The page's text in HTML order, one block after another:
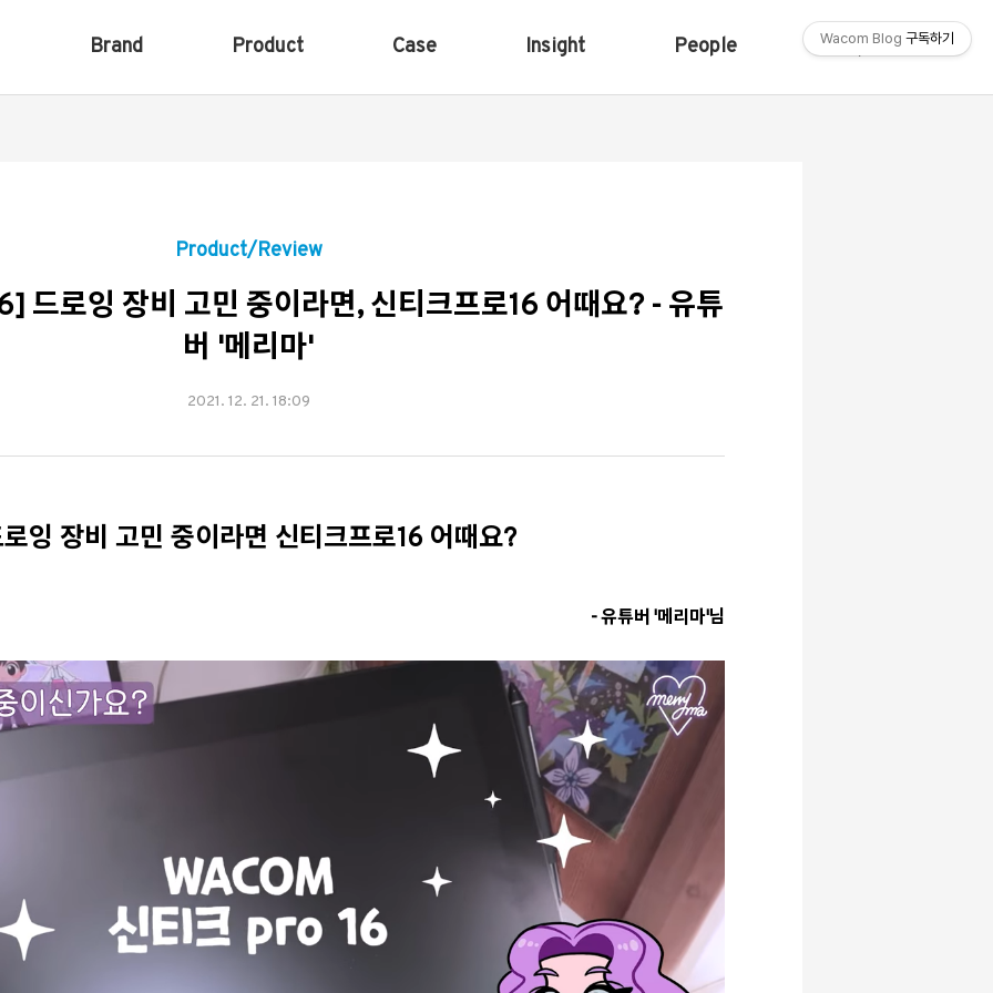
Brand Product Case Insight People Shop
Product/Review
드로잉 장비 고민 중이라면, 신티크프로16 어때요? - 유튜
버 '메리마'
2021. 12. 21. 18:09
잉 장비 고민 중이라면 신티크프로16 어때요?
- 유튜버 '메리마'님
Wacom Blog 구독하기